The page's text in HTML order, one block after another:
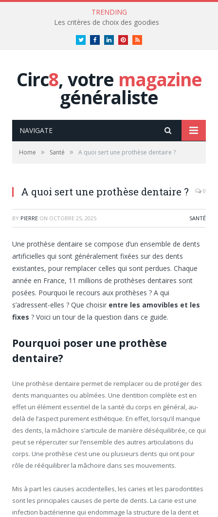
TRENDING
Les critères de choix des goodies
TwitterFacebookLinkedInPinterestRSS
Circ8, votre magazine
généraliste
NAVIGATE
Home » Santé » A quoi sert une prothèse dentaire ?
A quoi sert une prothèse dentaire ? 0
BY PIERRE ON OCTOBRE 25, 2025 SANTÉ
Une prothèse dentaire se compose d’un ensemble de dents
artificielles qui sont généralement fixées sur des dents
existantes, pour remplacer celles qui sont perdues. Chaque
année en France, 11 millions de prothèses dentaires sont
posées. Pourquoi le recours aux prothèses ? A qui
s’adressent-elles ? Que choisir entre les amovibles et les
fixes ? Voici un tour de la question dans ce guide.
Pourquoi poser une prothèse
dentaire?
Une prothèse dentaire permet de remplacer ou de protéger des
dents manquantes ou abîmées. Une dentition complète est en
effet un élément essentiel de la santé du corps en général, au-
delà de l’aspect purement esthétique. En effet, lorsqu’il manque
des dents, la mâchoire s’articule de manière déséquilibrée, ce qui
peut se répercuter sur l’ensemble des autres articulations du
corps. Une prothèse c’est une ou plusieurs dents qui ont pour
rôle de rééquilibrer la mâchoire dans ses mouvements.
Mis à part les causes accidentelles, les caries et les parodontites
sont les principales causes de perte de dents. La carie est une
infection bactérienne qui endommage la structure de la dent et